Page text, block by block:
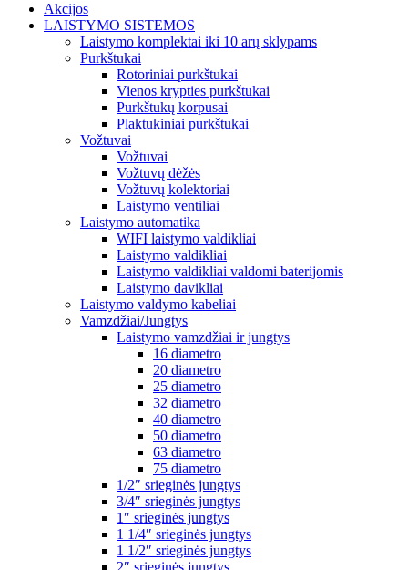
Akcijos
LAISTYMO SISTEMOS
Laistymo komplektai iki 10 arų sklypams
Purkštukai
Rotoriniai purkštukai
Vienos krypties purkštukai
Purkštukų korpusai
Plaktukiniai purkštukai
Vožtuvai
Vožtuvai
Vožtuvų dėžės
Vožtuvų kolektoriai
Laistymo ventiliai
Laistymo automatika
WIFI laistymo valdikliai
Laistymo valdikliai
Laistymo valdikliai valdomi baterijomis
Laistymo davikliai
Laistymo valdymo kabeliai
Vamzdžiai/Jungtys
Laistymo vamzdžiai ir jungtys
16 diametro
20 diametro
25 diametro
32 diametro
40 diametro
50 diametro
63 diametro
75 diametro
1/2″ srieginės jungtys
3/4″ srieginės jungtys
1″ srieginės jungtys
1 1/4″ srieginės jungtys
1 1/2″ srieginės jungtys